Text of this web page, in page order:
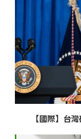
【國際】台